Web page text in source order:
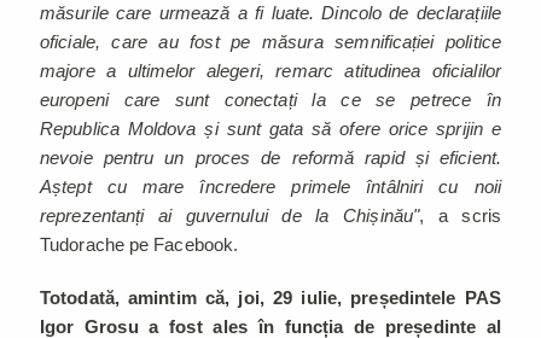
măsurile care urmează a fi luate. Dincolo de declarațiile
oficiale, care au fost pe măsura semnificației politice
majore a ultimelor alegeri, remarc atitudinea oficialilor
europeni care sunt conectați la ce se petrece în
Republica Moldova și sunt gata să ofere orice sprijin e
nevoie pentru un proces de reformă rapid și eficient.
Aștept cu mare încredere primele întâlniri cu noii
reprezentanți ai guvernului de la Chișinău", a scris
Tudorache pe Facebook.
Totodată, amintim că, joi, 29 iulie, președintele PAS
Igor Grosu a fost ales în funcția de președinte al